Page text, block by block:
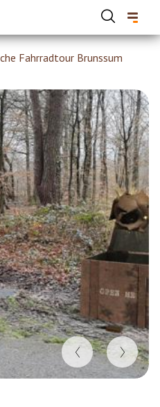
Fahrradtour Brunssum